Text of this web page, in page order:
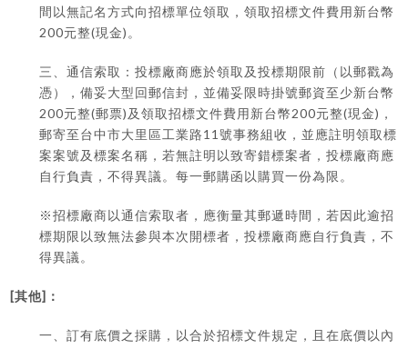
間以無記名方式向招標單位領取，領取招標文件費用新台幣
200元整(現金) 。
三、通信索取：投標廠商應於領取及投標期限前（以郵戳為
憑），備妥大型回郵信封，並備妥限時掛號郵資至少新台幣
200元整(郵票) 及領取招標文件費用新台幣200元整(現金) ，
郵寄至台中市大里區工業路 11號事務組收，並應註明領取標
案案號及標案名稱，若無註明以致寄錯標案者，投標廠商應
自行負責，不得異議。每一郵購函以購買一份為限。
※招標廠商以通信索取者，應衡量其郵遞時間，若因此逾招
標期限以致無法參與本次開標者，投標廠商應自行負責，不
得異議。
[其他] ：
一、訂有底價之採購，以合於招標文件規定，且在底價以內